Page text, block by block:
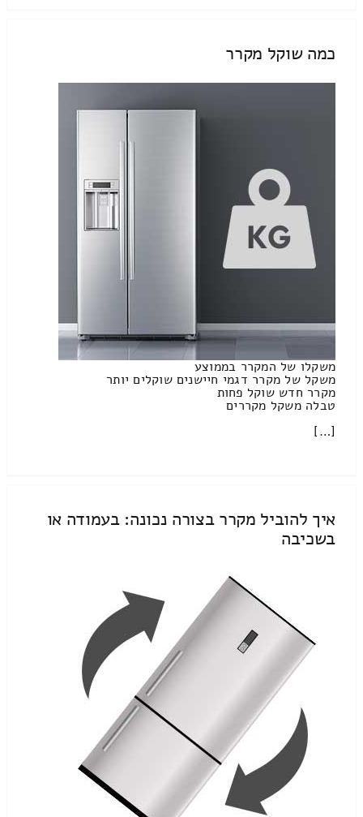
כמה שוקל מקרר
משקלו של המקרר בממוצע
משקל של מקרר דגמי חיישנים שוקלים יותר
מקרר חדש שוקל פחות
טבלה משקל מקררים
[…]
איך להוביל מקרר בצורה נכונה: בעמודה או
בשכיבה